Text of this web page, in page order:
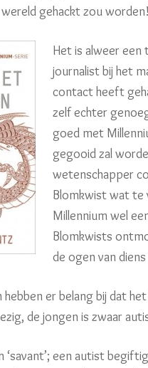
gehackt zou worden!
Het is alweer een
journalist bij het
contact heeft
zelf echter
goed met
gegooid zal
wetenschapper
Blomkwist wat te
Millennium wel
Blomkwists
de ogen van
hebben er belang bij dat
de jongen is zwaar
‘savant’; een autist